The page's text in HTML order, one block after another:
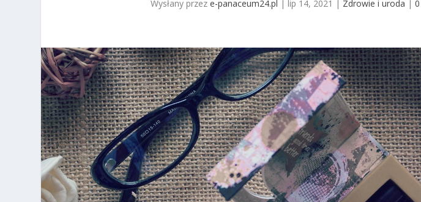
Wysłany przez e-panaceum24.pl | lip 14, 2021 | Zdrowie i uroda | 0